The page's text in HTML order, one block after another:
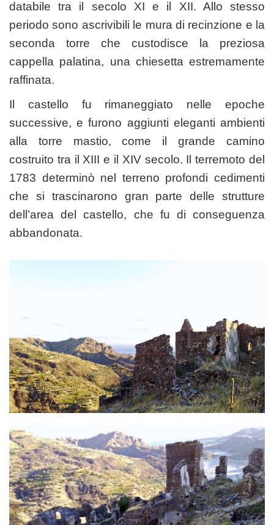
databile tra il secolo XI e il XII. Allo stesso
periodo sono ascrivibili le mura di recinzione e la
seconda torre che custodisce la preziosa
cappella palatina, una chiesetta estremamente
raffinata.
Il castello fu rimaneggiato nelle epoche
successive, e furono aggiunti eleganti ambienti
alla torre mastio, come il grande camino
costruito tra il XIII e il XIV secolo. Il terremoto del
1783 determinò nel terreno profondi cedimenti
che si trascinarono gran parte delle strutture
dell’area del castello, che fu di conseguenza
abbandonata.